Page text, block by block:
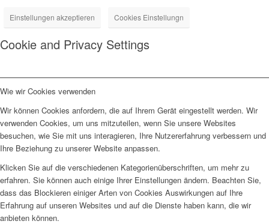
Einstellungen akzeptieren Cookies Einstellungn
Cookie and Privacy Settings
Wie wir Cookies verwenden
Wir können Cookies anfordern, die auf Ihrem Gerät eingestellt werden. Wir
verwenden Cookies, um uns mitzuteilen, wenn Sie unsere Websites
besuchen, wie Sie mit uns interagieren, Ihre Nutzererfahrung verbessern und
Ihre Beziehung zu unserer Website anpassen.
Klicken Sie auf die verschiedenen Kategorienüberschriften, um mehr zu
erfahren. Sie können auch einige Ihrer Einstellungen ändern. Beachten Sie,
dass das Blockieren einiger Arten von Cookies Auswirkungen auf Ihre
Erfahrung auf unseren Websites und auf die Dienste haben kann, die wir
anbieten können.